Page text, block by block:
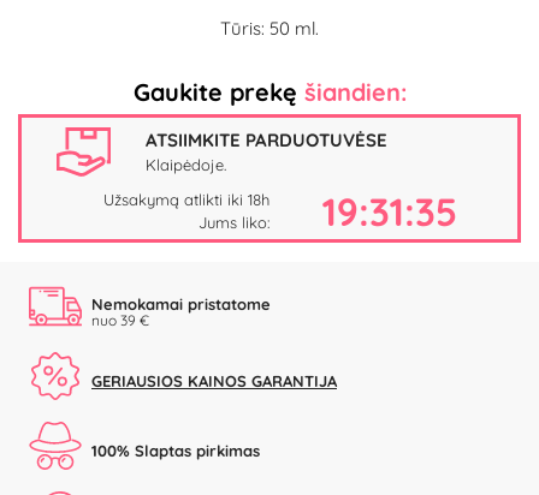
Tūris: 50 ml.
Gaukite prekę šiandien:
ATSIIMKITE PARDUOTUVĖSE
Klaipėdoje.
Užsakymą atlikti iki 18h
Jums liko:
19:31:35
Nemokamai pristatome
nuo 39 €
GERIAUSIOS KAINOS GARANTIJA
100% Slaptas pirkimas